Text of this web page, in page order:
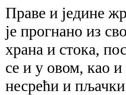
Праве и једине
је прогнано из
храна и стока,
се и у овом, као
несрећи и